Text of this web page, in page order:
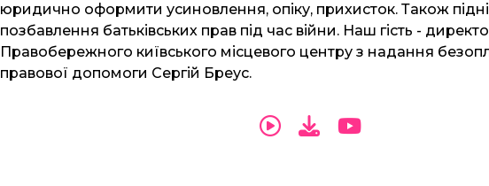
юридично оформити усиновлення, опіку, прихисток. Також
позбавлення батьківських прав під час війни. Наш гість -
Правобережного київського місцевого центру з надання
правової допомоги Сергій Бреус.